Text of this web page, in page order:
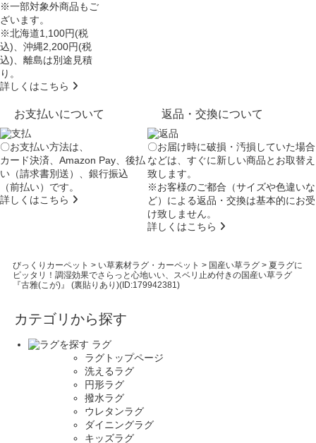
※一部対象外商品もご
ざいます。
※北海道1,100円(税
込)、沖縄2,200円(税
込)、離島は別途見積
り。
詳しくはこちら
お支払いについて
〇お支払い方法は、
カード決済、Amazon Pay、後払
い（請求書別送）、銀行振込
（前払い）です。
詳しくはこちら
返品・交換について
〇お届け時に破損・汚損していた場合
などは、すぐに新しい商品とお取替え
致します。
※お客様のご都合（サイズや色違いな
ど）による返品・交換は基本的にお受
け致しません。
詳しくはこちら
びっくりカーペット > い草素材ラグ・カーペット > 国産い草ラグ> 夏ラグに
ピッタリ！調湿効果でさらっと心地いい、スベリ止め付きの国産い草ラグ
『古雅(こが)』 (裏貼りあり)(ID:179942381)
カテゴリから探す
ラグ
ラグトップページ
洗えるラグ
円形ラグ
撥水ラグ
ウレタンラグ
ダイニングラグ
キッズラグ